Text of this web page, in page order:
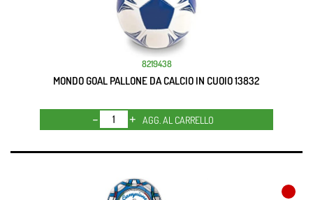
8219438
MONDO GOAL PALLONE DA CALCIO IN CUOIO 13832
Quantità
AGG. AL CARRELLO